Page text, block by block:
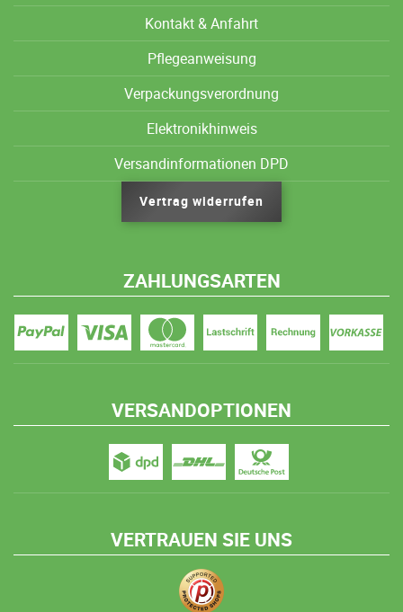
Kontakt & Anfahrt
Pflegeanweisung
Verpackungsverordnung
Elektronikhinweis
Versandinformationen DPD
Vertrag widerrufen
ZAHLUNGSARTEN
VERSANDOPTIONEN
VERTRAUEN SIE UNS